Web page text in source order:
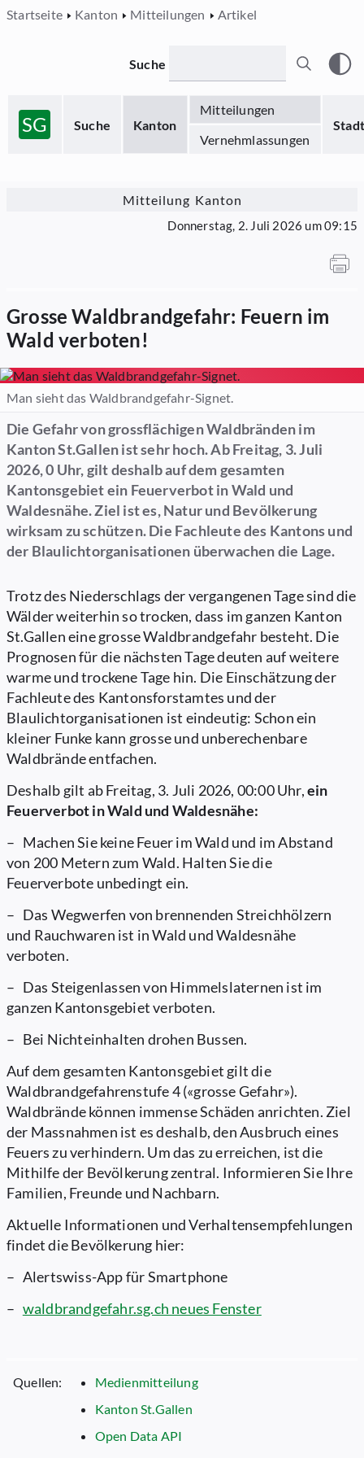
Startseite Kanton Mitteilungen Artikel
SG Suche Kanton
Mitteilungen
Stadt
Vernehmlassungen
Suche
Mitteilung Kanton
Donnerstag, 2. Juli 2026 um 09:15
Grosse Waldbrandgefahr: Feuern im
Wald verboten!
Man sieht das Waldbrandgefahr-Signet.
Die Gefahr von grossflächigen Waldbränden im
Kanton St.Gallen ist sehr hoch. Ab Freitag, 3. Juli
2026, 0 Uhr, gilt deshalb auf dem gesamten
Kantonsgebiet ein Feuerverbot in Wald und
Waldesnähe. Ziel ist es, Natur und Bevölkerung
wirksam zu schützen. Die Fachleute des Kantons und
der Blaulichtorganisationen überwachen die Lage.
Trotz des Niederschlags der vergangenen Tage sind die
Wälder weiterhin so trocken, dass im ganzen Kanton
St.Gallen eine grosse Waldbrandgefahr besteht. Die
Prognosen für die nächsten Tage deuten auf weitere
warme und trockene Tage hin. Die Einschätzung der
Fachleute des Kantonsforstamtes und der
Blaulichtorganisationen ist eindeutig: Schon ein
kleiner Funke kann grosse und unberechenbare
Waldbrände entfachen.
Deshalb gilt ab Freitag, 3. Juli 2026, 00:00 Uhr,ein
Feuerverbot in Wald und Waldesnähe:
– Machen Sie keine Feuer im Wald und im Abstand
von 200 Metern zum Wald. Halten Sie die
Feuerverbote unbedingt ein.
– Das Wegwerfen von brennenden Streichhölzern
und Rauchwaren ist in Wald und Waldesnähe
verboten.
– Das Steigenlassen von Himmelslaternen ist im
ganzen Kantonsgebiet verboten.
– Bei Nichteinhalten drohen Bussen.
Auf dem gesamten Kantonsgebiet gilt die
Waldbrandgefahrenstufe 4 («grosse Gefahr»).
Waldbrände können immense Schäden anrichten. Ziel
der Massnahmen ist es deshalb, den Ausbruch eines
Feuers zu verhindern. Um das zu erreichen, ist die
Mithilfe der Bevölkerung zentral. Informieren Sie Ihre
Familien, Freunde und Nachbarn.
Aktuelle Informationen und Verhaltensempfehlungen
findet die Bevölkerung hier:
– Alertswiss-App für Smartphone
– waldbrandgefahr.sg.ch neues Fenster
Quellen:
Medienmitteilung
Kanton St.Gallen
Open Data API